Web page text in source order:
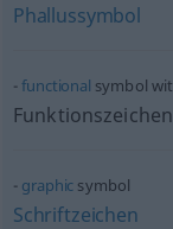
Phallussymbol
functional symbol
graphic symbol
Schriftzeichen